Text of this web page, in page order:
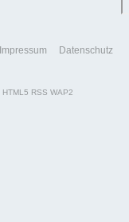
Impressum Datenschutz
HTML5 RSS WAP2